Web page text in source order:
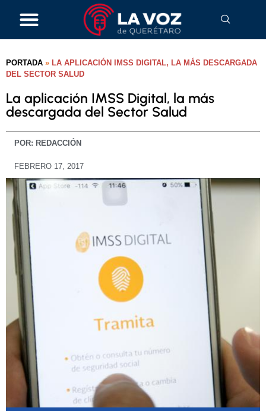
PORTADA » LA APLICACIÓN IMSS DIGITAL, LA MÁS DESCARGADA
DEL SECTOR SALUD
La aplicación IMSS Digital, la más
descargada del Sector Salud
POR: REDACCIÓN
FEBRERO 17, 2017